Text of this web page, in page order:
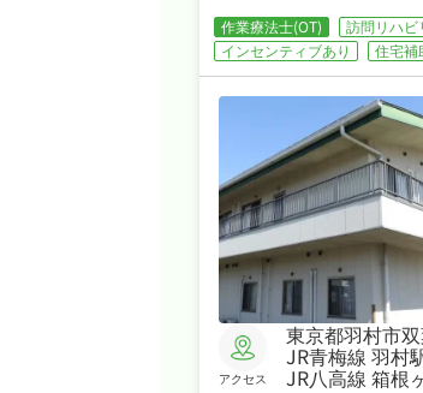
作業療法士(OT) 訪問リハビ
インセンティブあり
住宅補
アクセス
東京都羽村市
JR青梅線 羽村
JR八高線 箱根